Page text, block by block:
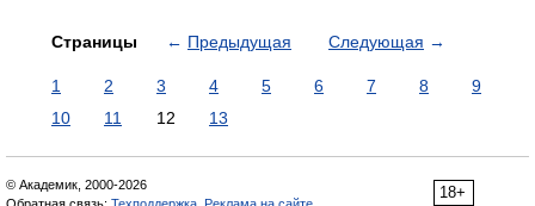
Страницы ← Предыдущая Следующая →
1 2 3 4 5 6 7 8
9
10
11 12 13
18+
© Академик, 2000-2026